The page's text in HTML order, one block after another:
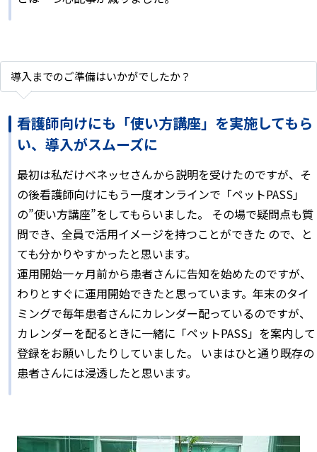
導入までのご準備はいかがでしたか？
看護師向けにも「使い方講座」を実施してもら
い、導入がスムーズに
最初は私だけベネッセさんから説明を受けたのですが、そ
の後看護師向けにもう一度オンラインで「ペットPASS」
の”使い方講座”をしてもらいました。 その場で疑問点も質
問でき、全員で活用イメージを持つことができた ので、と
ても分かりやすかったと思います。
運用開始一ヶ月前から患者さんに告知を始めたのですが、
わりとすぐに運用開始できたと思っています。年末のタイ
ミングで毎年患者さんにカレンダー配っているのですが、
カレンダーを配るときに一緒に「ペットPASS」を案内して
登録をお願いしたりしていました。 いまはひと通り既存の
患者さんには浸透したと思います。